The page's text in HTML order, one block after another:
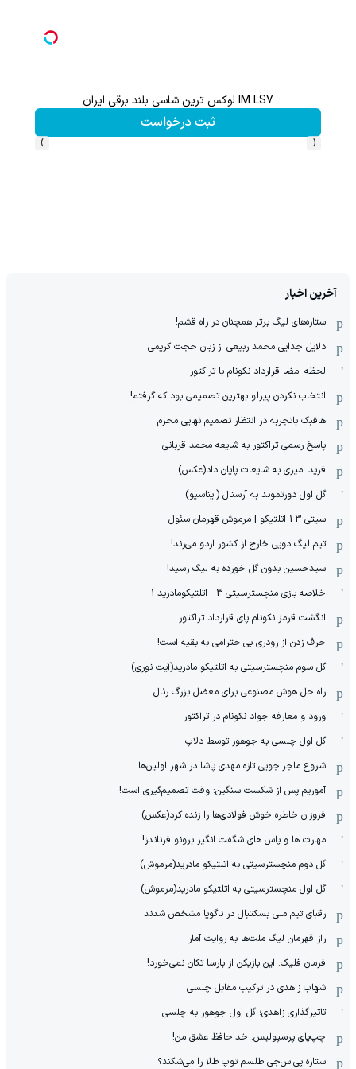
IM LS7 لوکس ترین شاسی بلند برقی ایران
ثبت درخواست
‹
›
آخرین اخبار
ستاره‌های لیگ برتر همچنان در راه قشم!
دلایل جدایی محمد ربیعی از زبان حجت کریمی
لحظه امضا قرارداد نکونام با تراکتور
انتخاب نکردن پیرلو بهترین تصمیمی بود که گرفتم!
هافبک باتجربه در انتظار تصمیم نهایی محرم
پاسخ رسمی تراکتور به شایعه محمد قربانی
فرید امیری به شایعات پایان داد(عکس)
گل اول دورتموند به آرسنال (ایناسیو)
سیتی 3-1 اتلتیکو | مرموش قهرمان سئول
تیم لیگ دویی خارج از کشور اردو می‌زند!
سیدحسین بدون گل خورده به لیگ رسید!
خلاصه بازی منچسترسیتی 3 - اتلتیکومادرید 1
انگشت قرمز نکونام پای قرارداد تراکتور
حرف زدن از رودری بی‌احترامی به بقیه است!
گل سوم منچسترسیتی به اتلتیکو مادرید(آیت نوری)
راه حل هوش مصنوعی برای معضل بزرگ رئال
ورود و معارفه جواد نکونام در تراکتور
گل اول چلسی به جوهور توسط دلاپ
شروع ماجراجویی تازه مهدی پاشا در شهر اولین‌ها
آموریم پس از شکست سنگین: وقت تصمیم‌گیری است!
فروزان خاطره خوش فولادی‌ها را زنده کرد(عکس)
مهارت ها و پاس های شگفت انگیز برونو فرناندز!
گل دوم منچسترسیتی به اتلتیکو مادرید(مرموش)
گل اول منچسترسیتی به اتلتیکو مادرید(مرموش)
رقبای تیم ملی بسکتبال در ناگویا مشخص‌ شدند
راز قهرمان لیگ ملت‌ها به روایت آمار
فرمان فلیک: این بازیکن از بارسا تکان نمی‌خورد!
شهاب زاهدی در ترکیب مقابل چلسی
تاثیرگذاری زاهدی؛ گل اول جوهور به چلسی
چپ‌پای پرسپولیس: خداحافظ عشق من!
ستاره پی‌اس‌جی طلسم توپ طلا را می‌شکند؟